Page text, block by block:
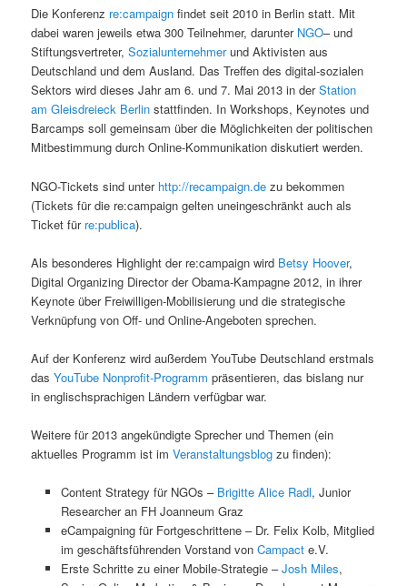
Die Konferenz re:campaign findet seit 2010 in Berlin statt. Mit
dabei waren jeweils etwa 300 Teilnehmer, darunter NGO– und
Stiftungsvertreter,Sozialunternehmerund Aktivisten aus
Deutschland und dem Ausland. Das Treffen des digital-sozialen
Sektors wird dieses Jahr am 6. und 7. Mai 2013 in derStation
am Gleisdreieck Berlin stattfinden. In Workshops, Keynotes und
Barcamps soll gemeinsam über die Möglichkeiten der politischen
Mitbestimmung durch Online-Kommunikation diskutiert werden.
NGO-Tickets sind unter http://recampaign.de zu bekommen
(Tickets für die re:campaign gelten uneingeschränkt auch als
Ticket für re:publica).
Als besonderes Highlight der re:campaign wird Betsy Hoover,
Digital Organizing Director der Obama-Kampagne 2012, in ihrer
Keynote über Freiwilligen-Mobilisierung und die strategische
Verknüpfung von Off- und Online-Angeboten sprechen.
Auf der Konferenz wird außerdem YouTube Deutschland erstmals
dasYouTube Nonprofit-Programm präsentieren, das bislang nur
in englischsprachigen Ländern verfügbar war.
Weitere für 2013 angekündigte Sprecher und Themen (ein
aktuelles Programm ist imVeranstaltungsblog zu finden):
Content Strategy für NGOs – Brigitte Alice Radl, Junior
Researcher an FH Joanneum Graz
eCampaigning für Fortgeschrittene – Dr. Felix Kolb, Mitglied
im geschäftsführenden Vorstand von Campacte.V.
Erste Schritte zu einer Mobile-Strategie –Josh Miles,